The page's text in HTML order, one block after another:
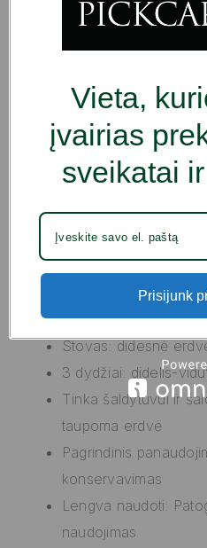
maišelių alternatyva.
Medžiaga:
Be BPA
Spalva: Skaidrus
Tipas: Rankinių
Vienetai: 6 vnt.
Modernus dizainas:
funkcionalus
Ekologiškas:
Hermetiškai
Charakteristikos:
Stovas: didesnė
3 dydžiai: didelis-
Tinka šaldytuvui ir
taupoma erdvė
Pagrindinis
konservavimas
Lengva naudoti:
naudojimas
Vieta,
įvairias
sveikatai
Prisijunk